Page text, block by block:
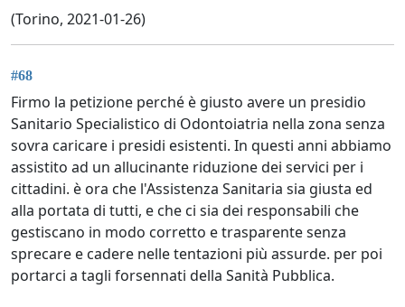
(Torino, 2021-01-26)
#68
Firmo la petizione perché è giusto avere un presidio
Sanitario Specialistico di Odontoiatria nella zona senza
sovra caricare i presidi esistenti. In questi anni abbiamo
assistito ad un allucinante riduzione dei servici per i
cittadini. è ora che l'Assistenza Sanitaria sia giusta ed
alla portata di tutti, e che ci sia dei responsabili che
gestiscano in modo corretto e trasparente senza
sprecare e cadere nelle tentazioni più assurde. per poi
portarci a tagli forsennati della Sanità Pubblica.